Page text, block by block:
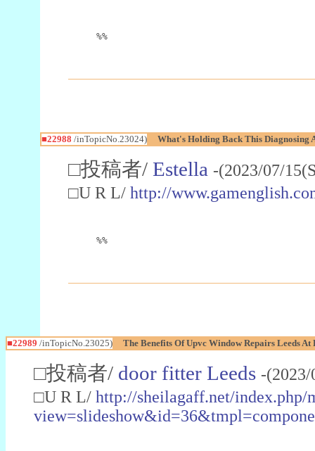
%%
■22988 /inTopicNo.23024) What's Holding Back This Diagnosing
□投稿者/ Estella -(2023/07/
□U R L/ http://
%%
■22989 /inTopicNo.23025) The Benefits Of Upvc Window Repairs Leeds
□投稿者/ door fitter Leeds -
□U R L/ http://sheilagaff.net/index.php/